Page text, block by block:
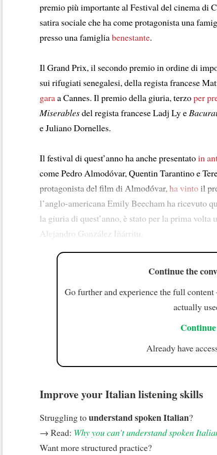
premio più importante al Festival del cinema di
satira sociale che ha come protagonista una
presso una famigliabenestante.
Il Grand Prix, il secondo premio in ordine di
sui rifugiati senegalesi, della regista francese
garaa Cannes. Il premio della giuria, terzoper
Miserablesdel regista francese Ladj Ly e
e Juliano Dornelles.
Il festival di quest’anno ha anche presentatoin
come Pedro Almodóvar, Quentin Tarantino e
protagonista del film di Almodóvar,ha vintoil
l’anglo-americana Emily Beecham ha ricevuto
la giuria di quest’anno, è stato per la prima volta
Alejandro González Iñárritu.
Continue the
Go further and experience the full
actually
Continue
Already have
Improve your Italian listening skills
Struggling tounderstand spoken Italian?
→ Read: Why you can't understand spoken
Want more structured practice?